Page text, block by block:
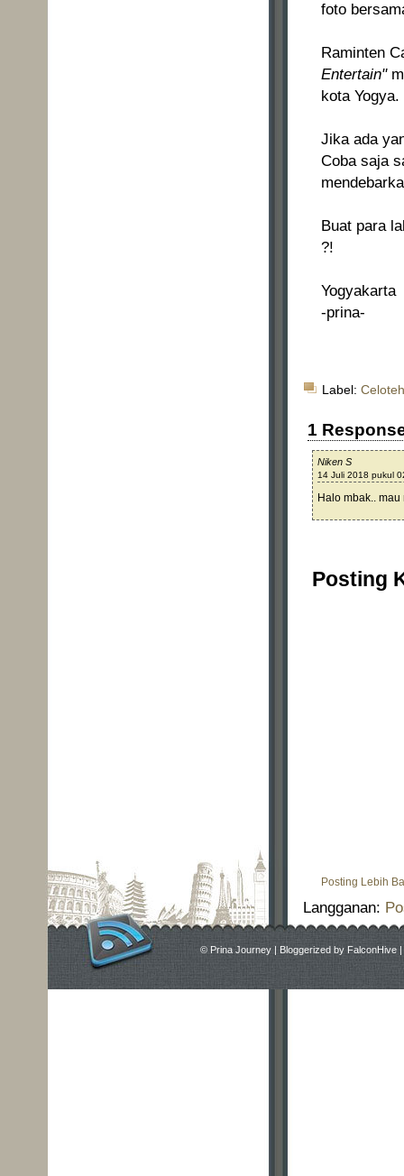
foto
Raminten
Entertain"
kota Yogya.
Jika ada
Coba saja
Buat para
?!
Yogyakarta
-prina-
Label:
1
Niken S
14 Juli 2018 pukul
Halo mbak..
Posting
Posting Lebih
Langganan:
© Prina Journey | Bloggerized by FalconHive |